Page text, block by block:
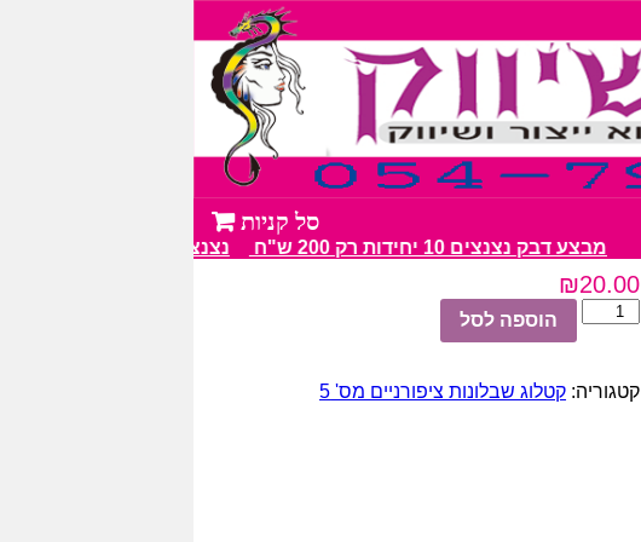
מבצע דבק נצנצים 10 יחידות רק 200 ש"ח נצנצים מעל 100 גווני צבע מרהיבים
₪20.00
כמות
של
מס'
הוספה לסל
קטגוריה: קטלוג שבלונות ציפורניים מס' 5